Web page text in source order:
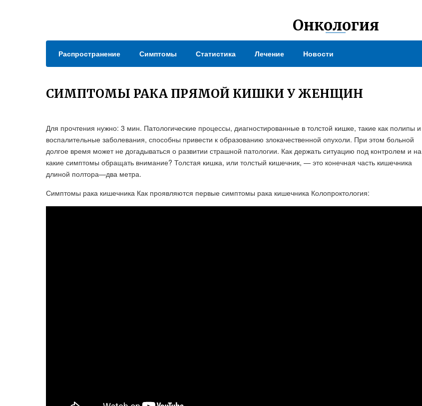
Онкология
Распространение Симптомы Статистика Лечение Новости
СИМПТОМЫ РАКА ПРЯМОЙ КИШКИ У ЖЕНЩИН
Для прочтения нужно: 3 мин. Патологические процессы, диагностированные в толстой кишке, такие как полипы и
воспалительные заболевания, способны привести к образованию злокачественной опухоли. При этом больной
долгое время может не догадываться о развитии страшной патологии. Как держать ситуацию под контролем и на
какие симптомы обращать внимание? Толстая кишка, или толстый кишечник, — это конечная часть кишечника
длиной полтора—два метра.
Симптомы рака кишечника Как проявляются первые симптомы рака кишечника Колопроктология: